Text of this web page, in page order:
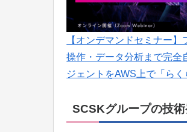
【オンデマンドセミナー
操作・データ分析まで完全
ジェントをAWS上で「ら
SCSKグループの技術